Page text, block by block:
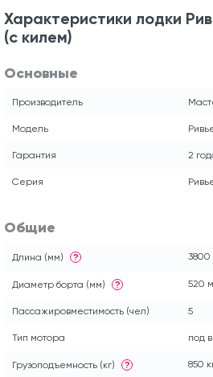
Характеристики лодки
(с килем)
Основные
Производитель
Модель
Гарантия 2
Серия
Общие
Длина (мм) ? 3800
Диаметр борта (мм) ? 520
Пассажировместимость (чел) 5
Тип мотора под
Грузоподъемность (кг) ? 850